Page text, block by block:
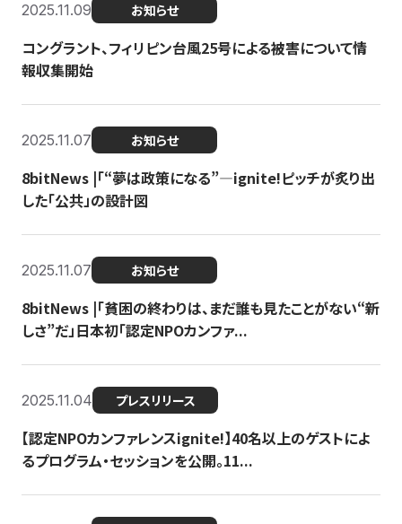
2025.11.09 お知らせ
コングラント、フィリピン台風25号による被害について情
報収集開始
2025.11.07 お知らせ
8bitNews |「“夢は政策になる”—ignite!ピッチが炙り出
した「公共」の設計図
2025.11.07 お知らせ
8bitNews |「貧困の終わりは、まだ誰も見たことがない“新
しさ”だ」日本初「認定NPOカンファ...
2025.11.04 プレスリリース
【認定NPOカンファレンスignite!】40名以上のゲストによ
るプログラム・セッションを公開。11...